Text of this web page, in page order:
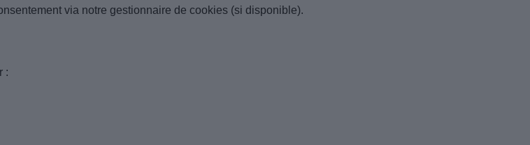
via notre gestionnaire de cookies (si disponible).
: